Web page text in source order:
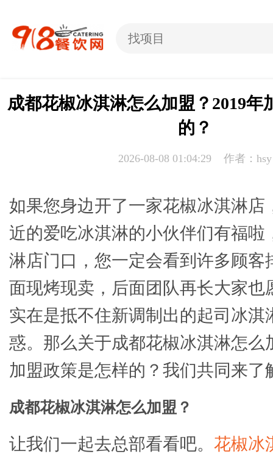
成都花椒冰淇淋怎么加盟？2019年
的？
2026-08-08 01:04:29 作者：hsy
如果您身边开了一家花椒冰淇淋店
近的爱吃冰淇淋的小伙伴们有福啦
淋店门口，您一定会看到许多顾客
面现烤现卖，后面团队再长大家也
实在是抵不住新调制出的起司冰淇
惑。那么关于成都花椒冰淇淋怎么
加盟政策是怎样的？我们共同来了
成都花椒冰淇淋怎么加盟？
让我们一起去总部看看吧。 花椒冰